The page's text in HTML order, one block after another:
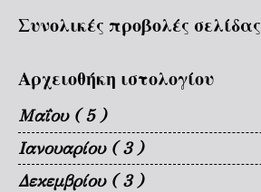
Συνολικές προβολές σελίδας
Αρχειοθήκη ιστολογίου
Μαΐου ( 5 )
Ιανουαρίου ( 3 )
Δεκεμβρίου ( 3 )